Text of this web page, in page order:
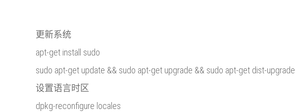
更新系统
apt-get install sudo
sudo apt-get update && sudo apt-get upgrade && sudo apt-get dist-upgrade
设置语言时区
dpkg-reconfigure locales